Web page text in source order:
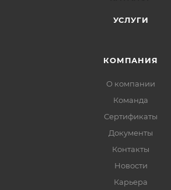
УСЛУГИ
КОМПАНИЯ
О компании
Команда
Сертификаты
Документы
Контакты
Новости
Карьера